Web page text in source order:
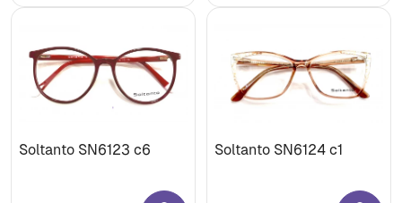
Soltanto SN6123 c6 Soltanto SN6124 c1